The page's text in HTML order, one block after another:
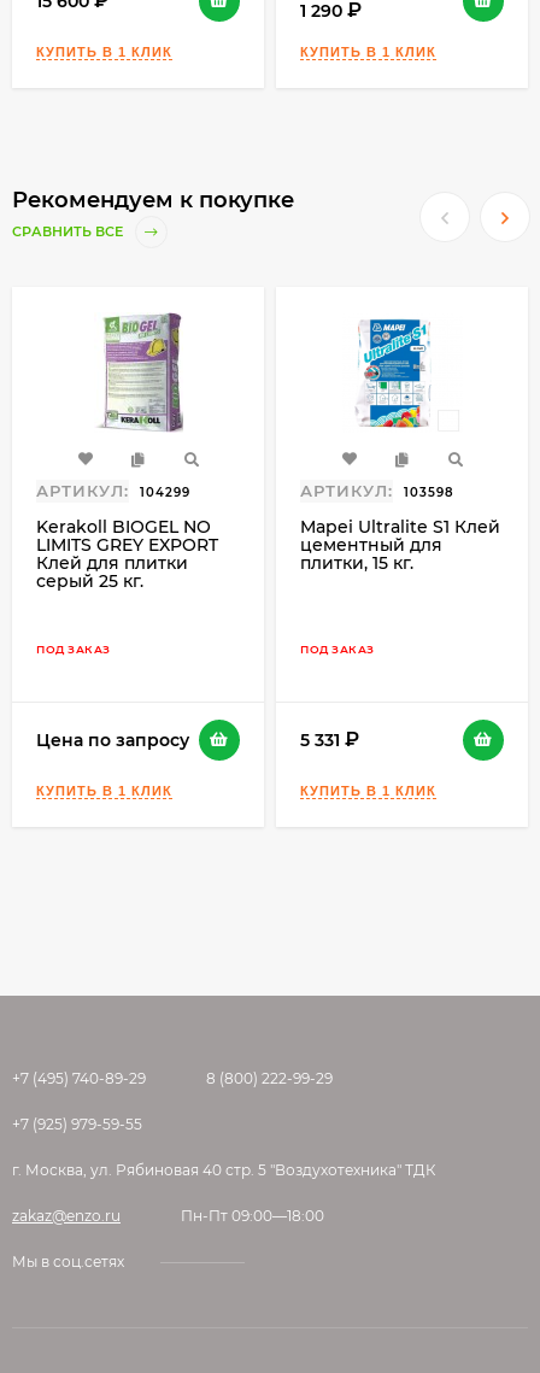
1 290
Рекомендуем к покупке
СРАВНИТЬ ВСЕ
АРТИКУЛ: 104299
Kerakoll BIOGEL NO
LIMITS GREY EXPORT
Клей для плитки
серый 25 кг.
ПОД ЗАКАЗ
Цена по запросу
АРТИКУЛ: 103598
Mapei Ultralite S1 Клей
цементный для
плитки, 15 кг.
ПОД ЗАКАЗ
5 331
+7 (495) 740-89-29 8 (800) 222-99-29
+7 (925) 979-59-55
г. Москва, ул. Рябиновая 40 стр. 5 "Воздухотехника" ТДК
zakaz@enzo.ru Пн-Пт 09:00—18:00
Мы в соц.сетях